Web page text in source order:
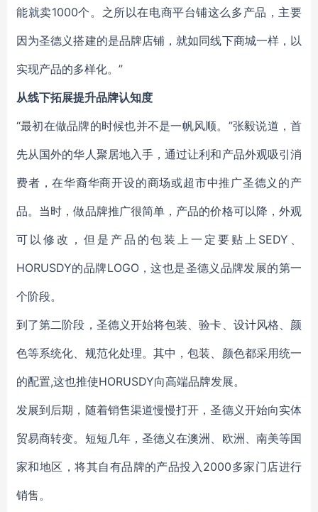
能就卖1000个。之所以在电商平台铺这么多产品，主要
因为圣德义搭建的是品牌店铺，就如同线下商城一样，以
实现产品的多样化。”
从线下拓展提升品牌认知度
“最初在做品牌的时候也并不是一帆风顺。”张毅说道，首
先从国外的华人聚居地入手，通过让利和产品外观吸引消
费者，在华裔华商开设的商场或超市中推广圣德义的产
品。当时，做品牌推广很简单，产品的价格可以降，外观
可以修改，但是产品的包装上一定要贴上SEDY、
HORUSDY的品牌LOGO，这也是圣德义品牌发展的第一
个阶段。
到了第二阶段，圣德义开始将包装、验卡、设计风格、颜
色等系统化、规范化处理。其中，包装、颜色都采用统一
的配置,这也推使HORUSDY向高端品牌发展。
发展到后期，随着销售渠道慢慢打开，圣德义开始向实体
贸易商转变。短短几年，圣德义在澳洲、欧洲、南美等国
家和地区，将其自有品牌的产品投入2000多家门店进行
销售。